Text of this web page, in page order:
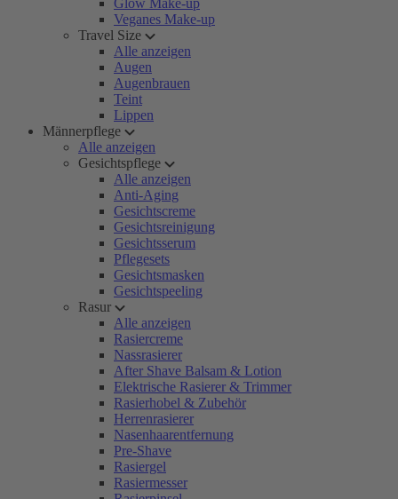
Glow Make-up
Veganes Make-up
Travel Size
Alle anzeigen
Augen
Augenbrauen
Teint
Lippen
Männerpflege
Alle anzeigen
Gesichtspflege
Alle anzeigen
Anti-Aging
Gesichtscreme
Gesichtsreinigung
Gesichtsserum
Pflegesets
Gesichtsmasken
Gesichtspeeling
Rasur
Alle anzeigen
Rasiercreme
Nassrasierer
After Shave Balsam & Lotion
Elektrische Rasierer & Trimmer
Rasierhobel & Zubehör
Herrenrasierer
Nasenhaarentfernung
Pre-Shave
Rasiergel
Rasiermesser